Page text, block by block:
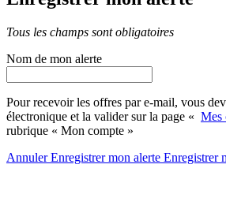
Tous les champs sont obligatoires
Nom de mon alerte
Pour recevoir les offres par e-mail, vous
électronique et la valider sur la page « Mes
rubrique « Mon compte »
AnnulerEnregistrer mon alerte Enregistrer